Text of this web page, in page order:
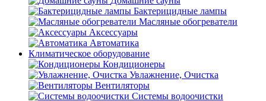
Бактерицидные лампы
Масляные обогреватели
Аксессуары
Автоматика
Климатическое оборудование
Кондиционеры
Увлажнение, Очистка
Вентиляторы
Системы водоочистки